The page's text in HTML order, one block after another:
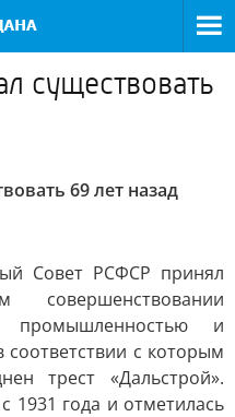
существовать
69 лет назад
Совет РСФСР принял
промышленностью и
с которым
трест «Дальстрой».
1931 года и отметилась